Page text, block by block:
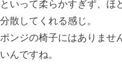
いって柔らかすぎず、ほ
散してくれる感じ。
ンジの椅子にはありませ
んですね。